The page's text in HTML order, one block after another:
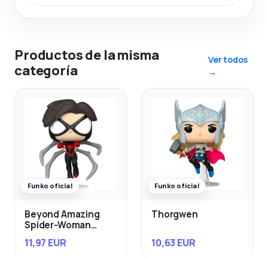
Productos de la misma
categoría
Ver todos
→
Funko oficial
Beyond Amazing
Spider-Woman
Exclusivo
11,97 EUR
Funko oficial
Thorgwen
10,63 EUR